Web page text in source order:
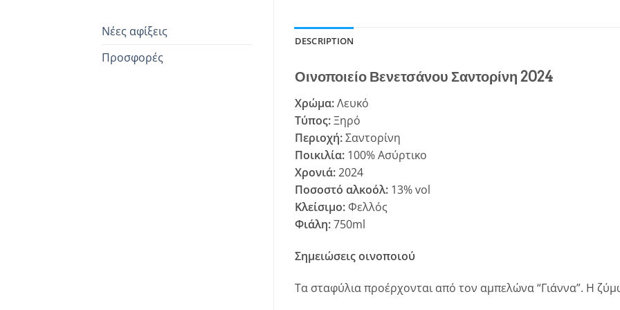
Νέες αφίξεις
Προσφορές
DESCRIPTION
Οινοποιείο Βενετσάνου Σαντορίνη 2024
Χρώμα:Λευκό
Τύπος:Ξηρό
Περιοχή:Σαντορίνη
Ποικιλία:100% Ασύρτικο
Χρονιά:2024
Ποσοστό αλκοόλ: 13% vol
Κλείσιμο:Φελλός
Φιάλη:750ml
Σημειώσεις οινοποιού
Τα σταφύλια προέρχονται από τον αμπελώνα “Γιάννα”. Η